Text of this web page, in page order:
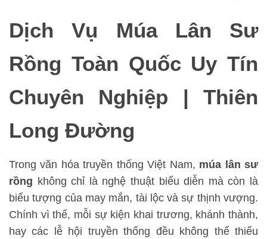
Dịch Vụ Múa Lân Sư
Rồng Toàn Quốc Uy Tín
Chuyên Nghiệp | Thiên
Long Đường
Trong văn hóa truyền thống Việt Nam, múa lân sư
rồng không chỉ là nghệ thuật biểu diễn mà còn là
biểu tượng của may mắn, tài lộc và sự thịnh vượng.
Chính vì thế, mỗi sự kiện khai trương, khánh thành,
hay các lễ hội truyền thống đều không thể thiếu